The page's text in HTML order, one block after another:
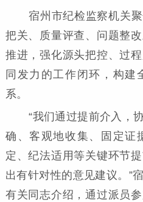
宿州市纪检监察机关
把关、质量评查、问题整
推进，强化源头把控、过
同发力的工作闭环，构建
系。
“我们通过提前介入，
确、客观地收集、固定证
定、纪法适用等关键环节
出有针对性的意见建议。”
有关同志介绍，通过派员